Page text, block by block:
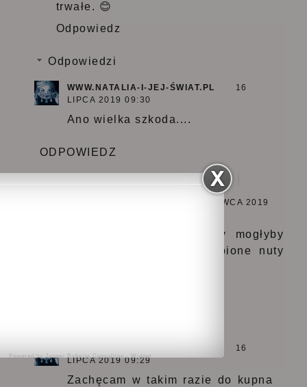
trwałe. 😊
Odpowiedz
Odpowiedzi
WWW.NATALIA-I-JEJ-ŚWIAT.PL
16
LIPCA 2019 09:30
Ano wielka szkoda....
ODPOWIEDZ
28 CZERWCA 2019
Myślę, że oba te zapachy mogłyby
wpasować się w moje ulubione nuty
16
LIPCA 2019 09:29
Zachęcam w takim razie do kupna
Powered byJasper Roberts Consulting -Widget